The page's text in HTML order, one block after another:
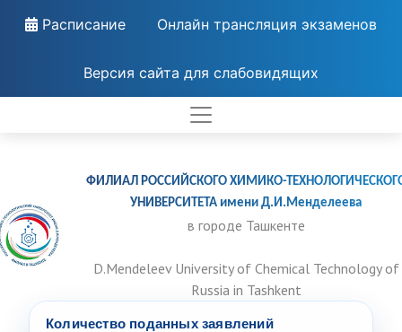
Расписание Онлайн трансляция экзаменов
Версия сайта для слабовидящих
ФИЛИАЛ РОССИЙСКОГО ХИМИКО-
УНИВЕРСИТЕТА имени Д.И.Менделеева
в городе Ташкенте
D.Mendeleev University of Chemical Technology of
Russia in Tashkent
Количество поданных заявлений